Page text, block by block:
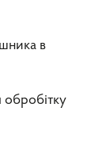
в
обробітку